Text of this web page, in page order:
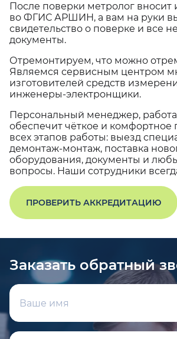
После поверки метролог
во ФГИС АРШИН, а вам на руки
свидетельство о поверке и все
документы.
Отремонтируем, что можно
Являемся сервисным центром
изготовителей средств
инженеры-электронщики.
Персональный менеджер,
обеспечит чёткое и комфортное
всех этапов работы: выезд
демонтаж-монтаж, поставка
оборудования, документы и
вопросы. Наши сотрудники
ПРОВЕРИТЬ АККРЕДИТАЦИЮ
Заказать обратный